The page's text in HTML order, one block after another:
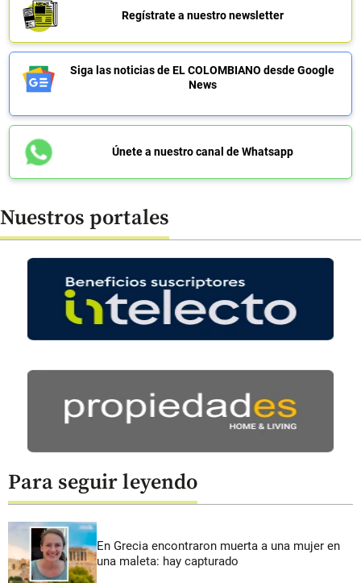
Regístrate a nuestro newsletter
Siga las noticias de EL COLOMBIANO desde Google
News
Únete a nuestro canal de Whatsapp
Nuestros portales
Para seguir leyendo
En Grecia encontraron muerta a una mujer en
una maleta: hay capturado